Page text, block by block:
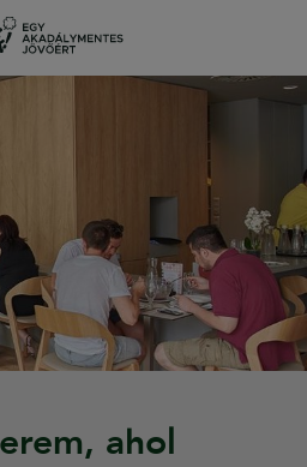
ahol